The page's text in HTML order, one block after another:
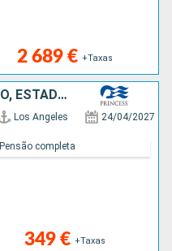
2 689 € +Taxas
CANADÁ, CARAIBAS - MEXICO, ESTADOS UNIDOS
Los Angeles 24/04/2027
349 € +Taxas
Pensão completa